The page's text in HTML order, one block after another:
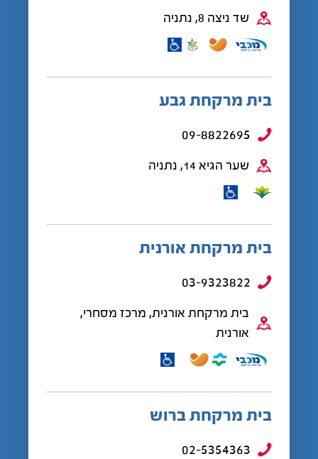
שד ניצה 8, נתניה
בית מרקחת גבע
09-8822695
שער הגיא 14, נתניה
בית מרקחת אורנית
03-9323822
בית מרקחת אורנית, מרכז מסחרי,
אורנית
בית מרקחת ברוש
02-5354363